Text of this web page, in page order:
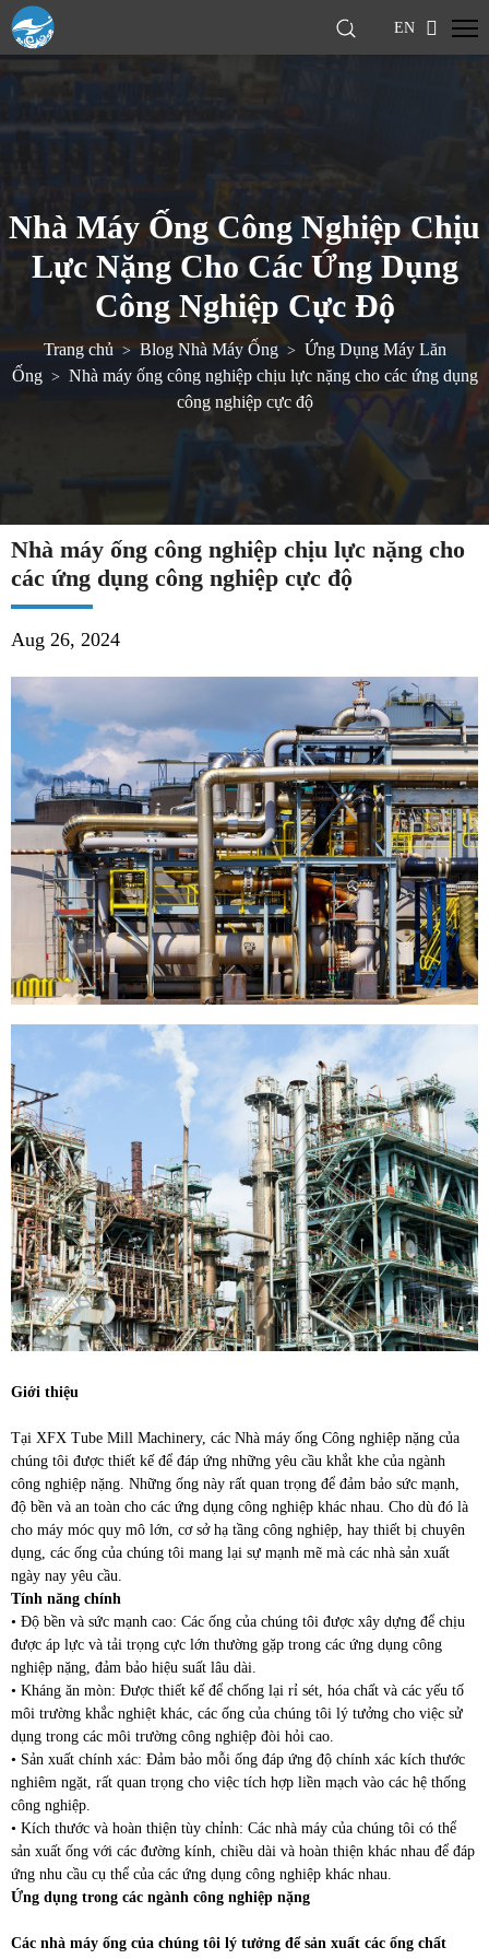
EN
Nhà Máy Ống Công Nghiệp Chịu
Lực Nặng Cho Các Ứng Dụng
Công Nghiệp Cực Độ
Trang chủ> Blog Nhà Máy Ống> Ứng Dụng Máy Lăn
Ống> Nhà máy ống công nghiệp chịu lực nặng cho các ứng dụng
công nghiệp cực độ
Nhà máy ống công nghiệp chịu lực nặng cho
các ứng dụng công nghiệp cực độ
Aug 26, 2024
Giới thiệu
Tại XFX Tube Mill Machinery, các Nhà máy ống Công nghiệp nặng của
chúng tôi được thiết kế để đáp ứng những yêu cầu khắt khe của ngành
công nghiệp nặng. Những ống này rất quan trọng để đảm bảo sức mạnh,
độ bền và an toàn cho các ứng dụng công nghiệp khác nhau. Cho dù đó là
cho máy móc quy mô lớn, cơ sở hạ tầng công nghiệp, hay thiết bị chuyên
dụng, các ống của chúng tôi mang lại sự mạnh mẽ mà các nhà sản xuất
ngày nay yêu cầu.
Tính năng chính
• Độ bền và sức mạnh cao: Các ống của chúng tôi được xây dựng để chịu
được áp lực và tải trọng cực lớn thường gặp trong các ứng dụng công
nghiệp nặng, đảm bảo hiệu suất lâu dài.
• Kháng ăn mòn: Được thiết kế để chống lại rỉ sét, hóa chất và các yếu tố
môi trường khắc nghiệt khác, các ống của chúng tôi lý tưởng cho việc sử
dụng trong các môi trường công nghiệp đòi hỏi cao.
• Sản xuất chính xác: Đảm bảo mỗi ống đáp ứng độ chính xác kích thước
nghiêm ngặt, rất quan trọng cho việc tích hợp liền mạch vào các hệ thống
công nghiệp.
• Kích thước và hoàn thiện tùy chỉnh: Các nhà máy của chúng tôi có thể
sản xuất ống với các đường kính, chiều dài và hoàn thiện khác nhau để đáp
ứng nhu cầu cụ thể của các ứng dụng công nghiệp khác nhau.
Ứng dụng trong các ngành công nghiệp nặng
Các nhà máy ống của chúng tôi lý tưởng để sản xuất các ống chất